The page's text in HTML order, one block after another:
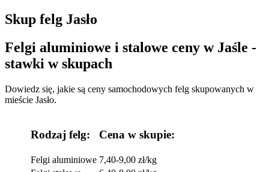
Skup felg Jasło
Felgi aluminiowe i stalowe ceny w Jaśle -
stawki w skupach
Dowiedz się, jakie są ceny samochodowych felg skupowanych w
mieście Jasło.
Rodzaj felg: Cena w skupie:
Felgi aluminiowe 7,40-9,00 zł/kg